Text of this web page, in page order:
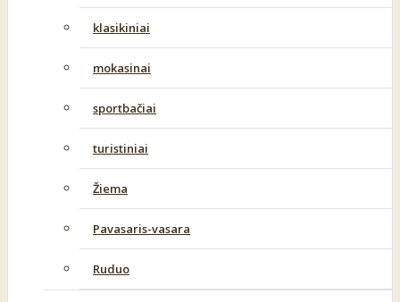
klasikiniai
mokasinai
sportbačiai
turistiniai
Žiema
Pavasaris-vasara
Ruduo